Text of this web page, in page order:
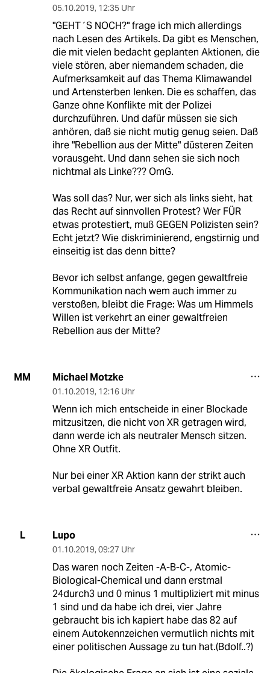
05.10.2019, 12:35 Uhr
"GEHT´S NOCH?" frage ich mich allerdings
nach Lesen des Artikels. Da gibt es Menschen,
die mit vielen bedacht geplanten Aktionen, die
viele stören, aber niemandem schaden, die
Aufmerksamkeit auf das Thema Klimawandel
und Artensterben lenken. Die es schaffen, das
Ganze ohne Konflikte mit der Polizei
durchzuführen. Und dafür müssen sie sich
anhören, daß sie nicht mutig genug seien. Daß
ihre "Rebellion aus der Mitte" düsteren Zeiten
vorausgeht. Und dann sehen sie sich noch
nichtmal als Linke??? OmG.
Was soll das? Nur, wer sich als links sieht, hat
das Recht auf sinnvollen Protest? Wer FÜR
etwas protestiert, muß GEGEN Polizisten sein?
Echt jetzt? Wie diskriminierend, engstirnig und
einseitig ist das denn bitte?
Bevor ich selbst anfange, gegen gewaltfreie
Kommunikation nach wem auch immer zu
verstoßen, bleibt die Frage: Was um Himmels
Willen ist verkehrt an einer gewaltfreien
Rebellion aus der Mitte?
MM Michael Motzke
01.10.2019, 12:16 Uhr
Wenn ich mich entscheide in einer Blockade
mitzusitzen, die nicht von XR getragen wird,
dann werde ich als neutraler Mensch sitzen.
Ohne XR Outfit.
Nur bei einer XR Aktion kann der strikt auch
verbal gewaltfreie Ansatz gewahrt bleiben.
L Lupo
01.10.2019, 09:27 Uhr
Das waren noch Zeiten -A-B-C-, Atomic-
Biological-Chemical und dann erstmal
24durch3 und 0 minus 1 multipliziert mit minus
1 sind und da habe ich drei, vier Jahre
gebraucht bis ich kapiert habe das 82 auf
einem Autokennzeichen vermutlich nichts mit
einer politischen Aussage zu tun hat.(Bdolf..?)